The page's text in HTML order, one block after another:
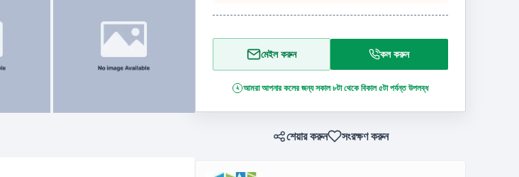
মেইল করুন কল করুন
আমরা আপনার কলের জন্য সকাল ৮টা থেকে বিকাল ৫টা পর্যন্ত উপলব্ধ
শেয়ার করুন সংরক্ষণ করুন